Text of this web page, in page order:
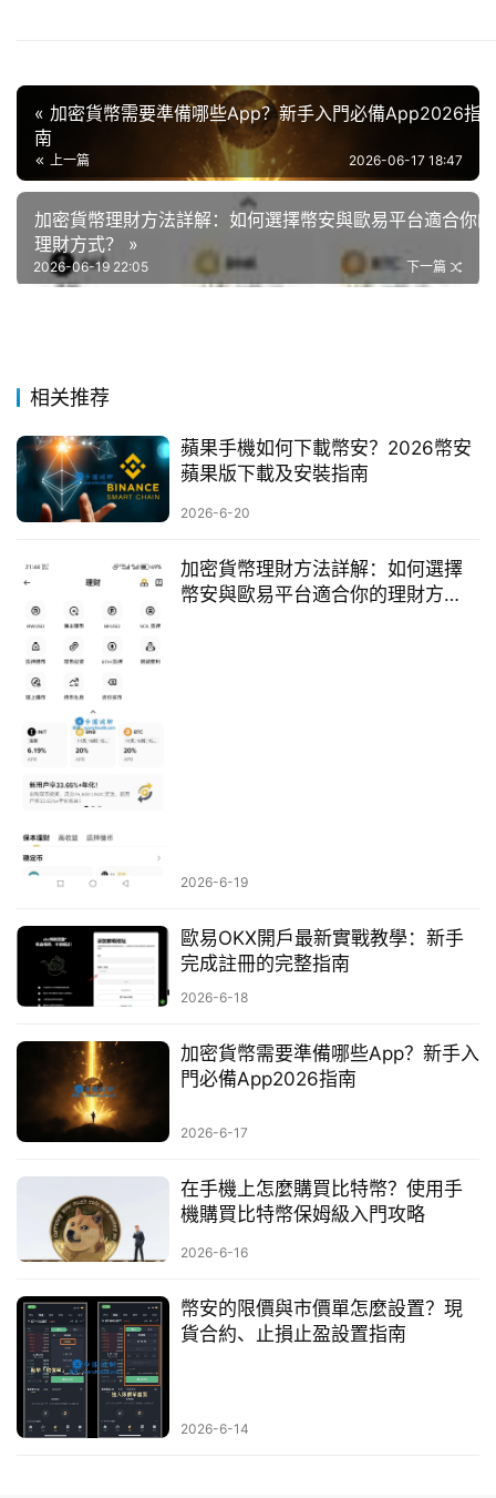
« 加密貨幣需要準備哪些App？新手入門必備App2026指
南
上一篇 2026-06-17 18:47
加密貨幣理財方法詳解：如何選擇幣安與歐易平台適合你的
理財方式？ »
下一篇
2026-06-19 22:05
相关推荐
蘋果手機如何下載幣安？2026幣安
蘋果版下載及安裝指南
2026-6-20
加密貨幣理財方法詳解：如何選擇
幣安與歐易平台適合你的理財方
2026-6-19
歐易OKX開戶最新實戰教學：新手
完成註冊的完整指南
2026-6-18
加密貨幣需要準備哪些App？新手入
門必備App2026指南
2026-6-17
在手機上怎麼購買比特幣？使用手
機購買比特幣保姆級入門攻略
2026-6-16
幣安的限價與市價單怎麼設置？現
貨合約、止損止盈設置指南
2026-6-14